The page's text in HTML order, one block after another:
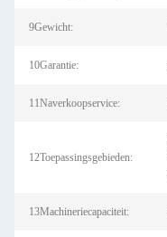
9Gewicht:
10Garantie:
11Naverkoopservice:
12Toepassingsgebieden:
13Machineriecapaciteit: